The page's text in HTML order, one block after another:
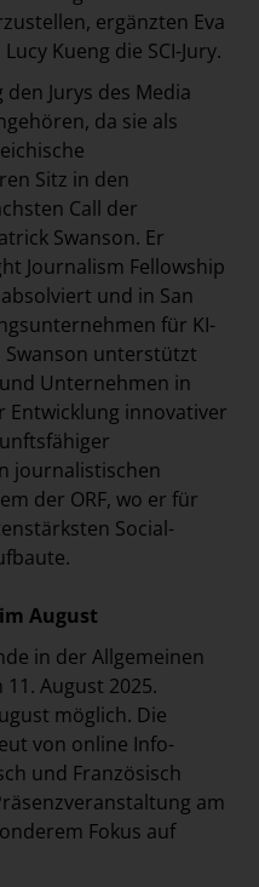
ergänzten Eva
Kueng die SCI-Jury.
Jurys des Media
da sie als
Sitz in den
Call der
Swanson. Er
Journalism Fellowship
und in San
für KI-
unterstützt
Unternehmen in
Entwicklung innovativer
journalistischen
der ORF, wo er für
Social-
August
in der Allgemeinen
August 2025.
möglich. Die
von online Info-
und Französisch
am
Fokus auf